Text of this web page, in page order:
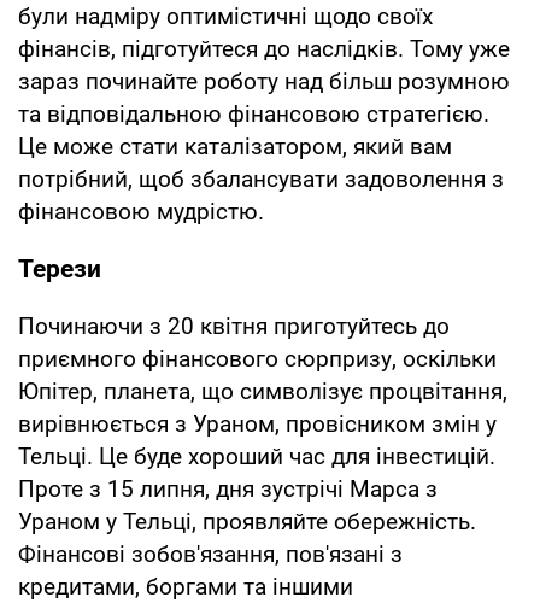
були надміру оптимістичні щодо своїх
фінансів, підготуйтеся до наслідків. Тому уже
зараз починайте роботу над більш розумною
та відповідальною фінансовою стратегією.
Це може стати каталізатором, який вам
потрібний, щоб збалансувати задоволення з
фінансовою мудрістю.
Терези
Починаючи з 20 квітня приготуйтесь до
приємного фінансового сюрпризу, оскільки
Юпітер, планета, що символізує процвітання,
вирівнюється з Ураном, провісником змін у
Тельці. Це буде хороший час для інвестицій.
Проте з 15 липня, дня зустрічі Марса з
Ураном у Тельці, проявляйте обережність.
Фінансові зобов'язання, пов'язані з
кредитами, боргами та іншими